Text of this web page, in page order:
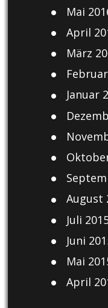
Mai
April
März
Januar
August
Juli
Juni
Mai
April